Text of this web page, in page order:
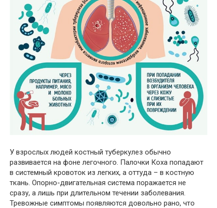
У взрослых людей костный туберкулез обычно
развивается на фоне легочного. Палочки Коха попадают
в системный кровоток из легких, а оттуда – в костную
ткань. Опорно-двигательная система поражается не
сразу, а лишь при длительном течении заболевания.
Тревожные симптомы появляются довольно рано, что